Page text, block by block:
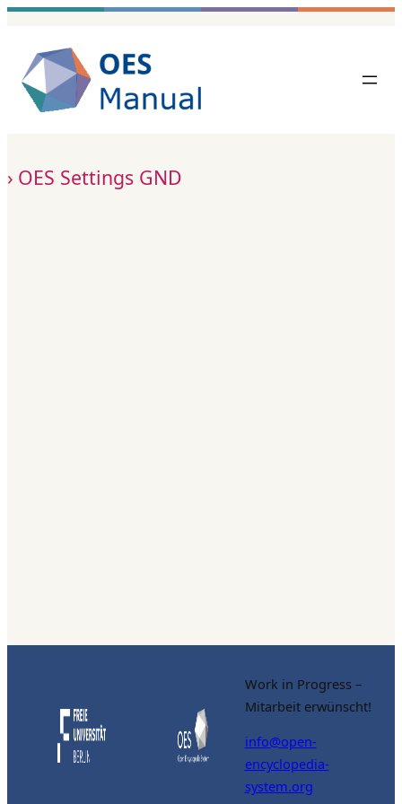
Zum
springen
OES Settings GND
Work in Progress –
Mitarbeit erwünscht!
info@open-
encyclopedia-
system.org